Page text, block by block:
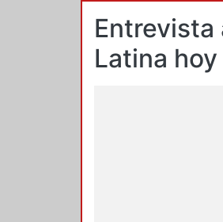
Entrevista
Latina hoy